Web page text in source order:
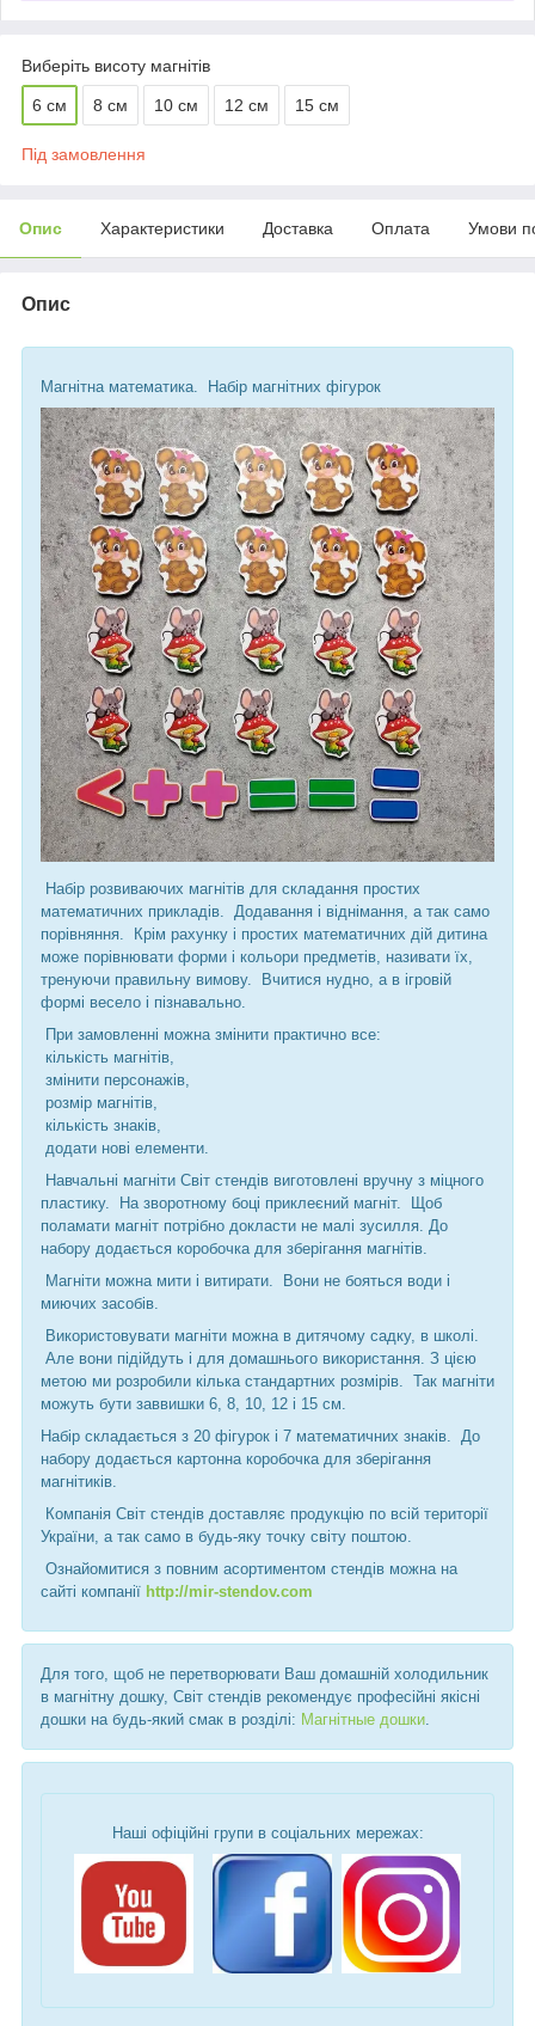
Виберіть висоту магнітів
6 см 8 см 10 см 12 см 15 см
Під замовлення
Опис Характеристики Доставка Оплата Умови
Опис
Магнітна математика. Набір магнітних фігурок
Набір розвиваючих магнітів для складання простих
математичних прикладів. Додавання і віднімання, а так само
порівняння. Крім рахунку і простих математичних дій дитина
може порівнювати форми і кольори предметів, називати їх,
тренуючи правильну вимову. Вчитися нудно, а в ігровій
формі весело і пізнавально.
При замовленні можна змінити практично все:
кількість магнітів,
змінити персонажів,
розмір магнітів,
кількість знаків,
додати нові елементи.
Навчальні магніти Світ стендів виготовлені вручну з міцного
пластику. На зворотному боці приклеєний магніт. Щоб
поламати магніт потрібно докласти не малі зусилля. До
набору додається коробочка для зберігання магнітів.
Магніти можна мити і витирати. Вони не бояться води і
миючих засобів.
Використовувати магніти можна в дитячому садку, в школі.
Але вони підійдуть і для домашнього використання. З цією
метою ми розробили кілька стандартних розмірів. Так магніти
можуть бути заввишки 6, 8, 10, 12 і 15 см.
Набір складається з 20 фігурок і 7 математичних знаків. До
набору додається картонна коробочка для зберігання
магнітиків.
Компанія Світ стендів доставляє продукцію по всій території
України, а так само в будь-яку точку світу поштою.
Ознайомитися з повним асортиментом стендів можна на
сайті компанії http://mir-stendov.com
Для того, щоб не перетворювати Ваш домашній холодильник
в магнітну дошку, Світ стендів рекомендує професійні якісні
дошки на будь-який смак в розділі: Магнітные дошки
Наші офіційні групи в соціальних мережах: